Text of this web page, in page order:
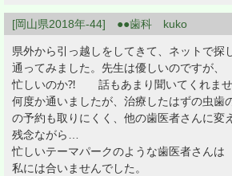
[岡山県2018年-44] ●●歯科 kuko
県外から引っ越しをしてきて、ネットで探し
通ってみました。先生は優しいのですが、
忙しいのか⁈ 話もあまり聞いてくれませ
何度か通いましたが、治療したはずの虫歯
の予約も取りにくく、他の歯医者さんに変
残念ながら…
忙しいテーマパークのような歯医者さんは
私には合いませんでした。